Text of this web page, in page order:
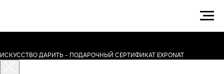
ИСКУССТВО ДАРИТЬ - ПОДАРОЧНЫЙ СЕРТИФИКАТ EXPONAT